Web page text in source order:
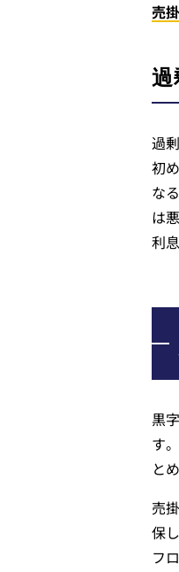
売
過
過
初
な
は
利
黒
す
と
売
保
フ